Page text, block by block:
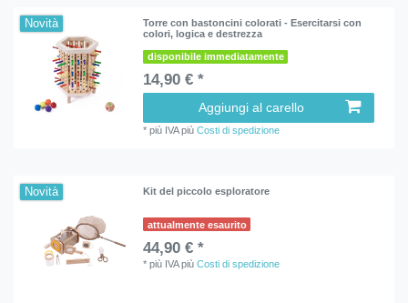
Novità
Torre con bastoncini colorati - Esercitarsi con
colori, logica e destrezza
disponibile immediatamente
14,90 € *
Aggiungi al carello
*più IVApiùCosti di spedizione
Novità Kit del piccolo esploratore
attualmente esaurito
44,90 € *
*più IVApiùCosti di spedizione